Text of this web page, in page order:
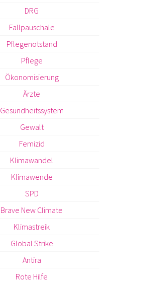
DRG
Fallpauschale
Pflegenotstand
Pflege
Ökonomisierung
Ärzte
Gesundheitssystem
Gewalt
Femizid
Klimawandel
Klimawende
SPD
Brave New Climate
Klimastreik
Global Strike
Antira
Rote Hilfe